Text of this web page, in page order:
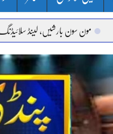
مون سون بارشیں، لینڈ سلائیڈنگ اور